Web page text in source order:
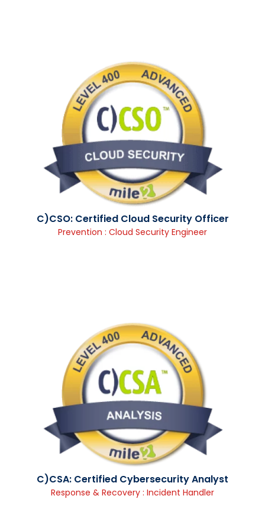
C)CSO: Certified Cloud Security Officer
Prevention : Cloud Security Engineer
C)CSA: Certified Cybersecurity Analyst
Response & Recovery : Incident Handler